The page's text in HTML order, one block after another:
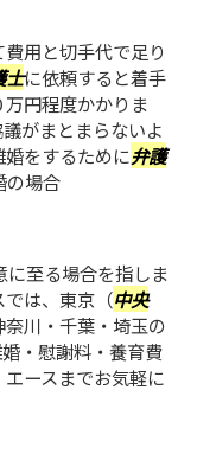
用と切手代で足り
士に依頼すると着手
円程度かかりま
がまとまらないよ
をするために弁護
の場合
至る場合を指しま
は、東京（中央
川・千葉・埼玉の
・慰謝料・養育費
ースまでお気軽に